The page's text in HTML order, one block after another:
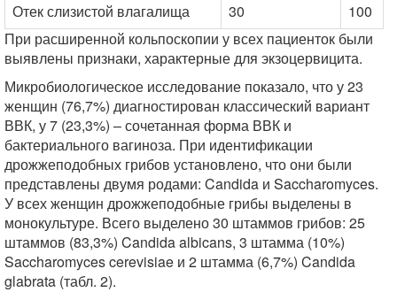
Отек слизистой влагалища 30
100
При расширенной кольпоскопии у всех пациенток были
выявлены признаки, характерные для экзоцервицита.
Микробиологическое исследование показало, что у 23
женщин (76,7%) диагностирован классический вариант
ВВК, у 7 (23,3%) – сочетанная форма ВВК и
бактериального вагиноза. При идентификации
дрожжеподобных грибов установлено, что они были
представлены двумя родами: Candida и Saccharomyces.
У всех женщин дрожжеподобные грибы выделены в
монокультуре. Всего выделено 30 штаммов грибов: 25
штаммов (83,3%) Candida albicans, 3 штамма (10%)
Saccharomyces cerevisiae и 2 штамма (6,7%) Candida
glabrata (табл. 2).